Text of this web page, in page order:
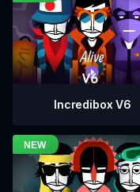
Incredibox V6